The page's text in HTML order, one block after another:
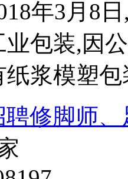
年3月8
包装,因
浆模塑
修脚师